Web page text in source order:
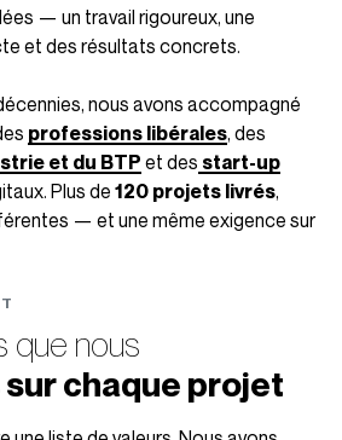
— un travail rigoureux, une
et des résultats concrets.
nous avons accompagné
professions libérales, des
et du BTP et des start-up
Plus de 120 projets livrés,
— et une même exigence sur
que nous
chaque projet